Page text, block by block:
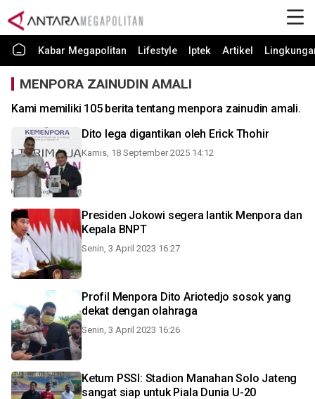
Kabar Megapolitan Lifestyle Iptek Artikel
MENPORA ZAINUDIN AMALI
Kami memiliki 105 berita tentang menpora zainudin amali.
Dito lega digantikan oleh Erick Thohir
Kamis, 18 September 2025 14:12
Presiden Jokowi segera lantik Menpora dan
Kepala BNPT
Senin, 3 April 2023 16:27
Profil Menpora Dito Ariotedjo sosok yang
dekat dengan olahraga
Senin, 3 April 2023 16:26
Ketum PSSI: Stadion Manahan Solo Jateng
sangat siap untuk Piala Dunia U-20